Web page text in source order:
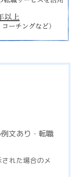
文あり・転職
れた場合のメ